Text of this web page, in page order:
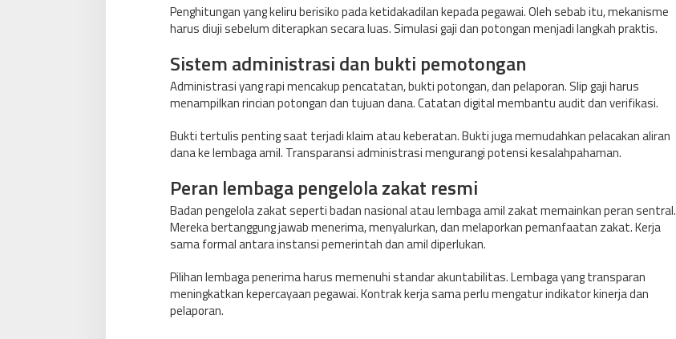
Penghitungan yang keliru berisiko pada ketidakadilan kepada pegawai. Oleh sebab itu, mekanisme
harus diuji sebelum diterapkan secara luas. Simulasi gaji dan potongan menjadi langkah praktis.
Sistem administrasi dan bukti pemotongan
Administrasi yang rapi mencakup pencatatan, bukti potongan, dan pelaporan. Slip gaji harus
menampilkan rincian potongan dan tujuan dana. Catatan digital membantu audit dan verifikasi.
Bukti tertulis penting saat terjadi klaim atau keberatan. Bukti juga memudahkan pelacakan aliran
dana ke lembaga amil. Transparansi administrasi mengurangi potensi kesalahpahaman.
Peran lembaga pengelola zakat resmi
Badan pengelola zakat seperti badan nasional atau lembaga amil zakat memainkan peran sentral.
Mereka bertanggung jawab menerima, menyalurkan, dan melaporkan pemanfaatan zakat. Kerja
sama formal antara instansi pemerintah dan amil diperlukan.
Pilihan lembaga penerima harus memenuhi standar akuntabilitas. Lembaga yang transparan
meningkatkan kepercayaan pegawai. Kontrak kerja sama perlu mengatur indikator kinerja dan
pelaporan.